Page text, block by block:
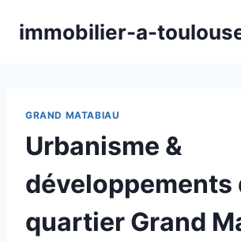
immobilier-a-
GRAND MATABIAU
Urbanisme &
développements
quartier Grand